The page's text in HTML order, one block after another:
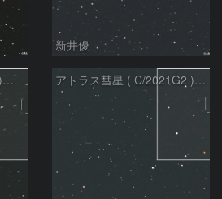
新井優
アトラス彗星 (C/2024J3)：2026/07/26 アトラス彗星 ( C/2021G2 )：2026/07/09